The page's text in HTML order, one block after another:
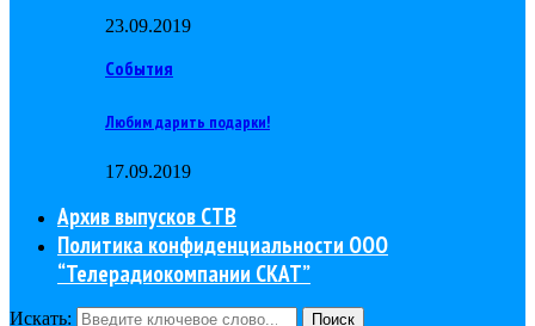
23.09.2019
События
Любим дарить подарки!
17.09.2019
Архив выпусков СТВ
Политика конфиденциальности ООО
“Телерадиокомпании СКАТ”
Искать:
Поиск